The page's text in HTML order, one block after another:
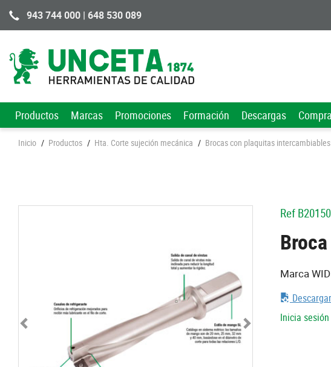
943 744 000 | 648 530 089
Productos Marcas Promociones Formación Descargas
Inicio / Productos / Hta. Corte sujeción mecánica / Brocas con plaquitas intercambiables
Ref
Marca
Inicia sesión